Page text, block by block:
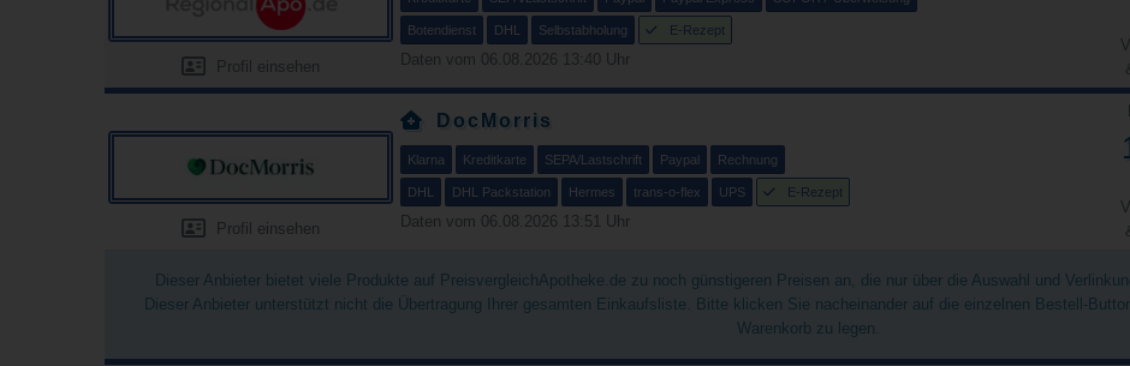
Profil einsehen
Botendienst DHL Selbstabholung E-Rezept
Daten vom 06.08.2026 13:40 Uhr
Profil einsehen
DocMorris
Klarna Kreditkarte SEPA/Lastschrift Paypal Rechnung
DHL DHL Packstation Hermes trans-o-flex UPS E-Rezept
Daten vom 06.08.2026 13:51 Uhr
Dieser Anbieter bietet viele Produkte auf PreisvergleichApotheke.de zu noch günstigeren Preisen an, die nur über die Auswahl und
Dieser Anbieter unterstützt nicht die Übertragung Ihrer gesamten Einkaufsliste. Bitte klicken Sie nacheinander auf die einzelnen Bestell-
Warenkorb zu legen.